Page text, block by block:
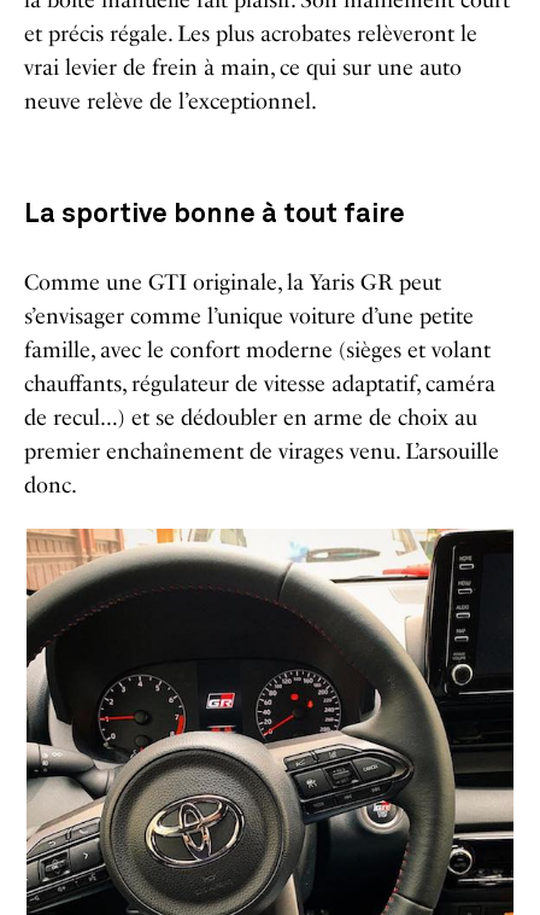
et précis régale. Les plus acrobates relèveront le
vrai levier de frein à main, ce qui sur une auto
neuve relève de l’exceptionnel.
La sportive bonne à tout faire
Comme une GTI originale, la Yaris GR peut
s’envisager comme l’unique voiture d’une petite
famille, avec le confort moderne (sièges et volant
chauffants, régulateur de vitesse adaptatif, caméra
de recul…) et se dédoubler en arme de choix au
premier enchaînement de virages venu. L’arsouille
donc.